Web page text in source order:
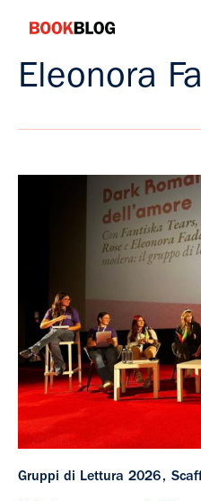
contenuto
Bookblog
Eleonora
Gruppi di Lettura 2026